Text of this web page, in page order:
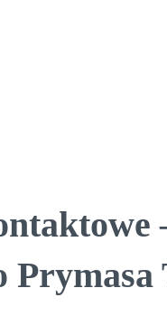
Prymasa